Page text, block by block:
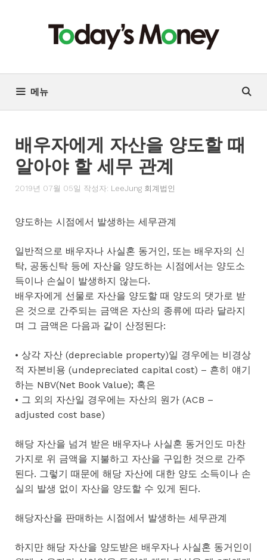
기
메뉴
배우자에게 자산을 양도할 때
알아야 할 세무 관계
2019년 07월 05일 작성자: LeeJung 회계법인
양도하는 시점에서 발생하는 세무관계
일반적으로 배우자나 사실혼 동거인, 또는 배우자의 신
탁, 공동신탁 등에 자산을 양도하는 시점에서는 양도소
득이나 손실이 발생하지 않는다.
배우자에게 선물로 자산을 양도할 때 양도의 댓가로 받
은 것으로 간주되는 금액은 자산의 종류에 따라 달라지
며 그 금액은 다음과 같이 산정된다:
• 상각 자산 (depreciable property)일 경우에는 비경상
적 자본비용 (undepreciated capital cost) – 흔히 얘기
하는 NBV(Net Book Value); 혹은
• 그 외의 자산일 경우에는 자산의 원가 (ACB –
adjusted cost base)
해당 자산을 넘겨 받은 배우자나 사실혼 동거인도 마찬
가지로 위 금액을 지불하고 자산을 구입한 것으로 간주
된다. 그렇기 때문에 해당 자산에 대한 양도 소득이나 손
실의 발생 없이 자산을 양도할 수 있게 된다.
해당자산을 판매하는 시점에서 발생하는 세무관계
하지만 해당 자산을 양도받은 배우자나 사실혼 동거인이